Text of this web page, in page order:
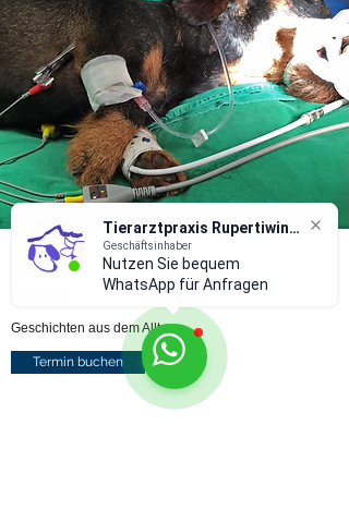
Tierarztpraxis Rupertiwinkel
Geschäftsinhaber
Nutzen Sie bequem
WhatsApp für Anfragen und
Geschichten aus dem Alltag
Termin buchen